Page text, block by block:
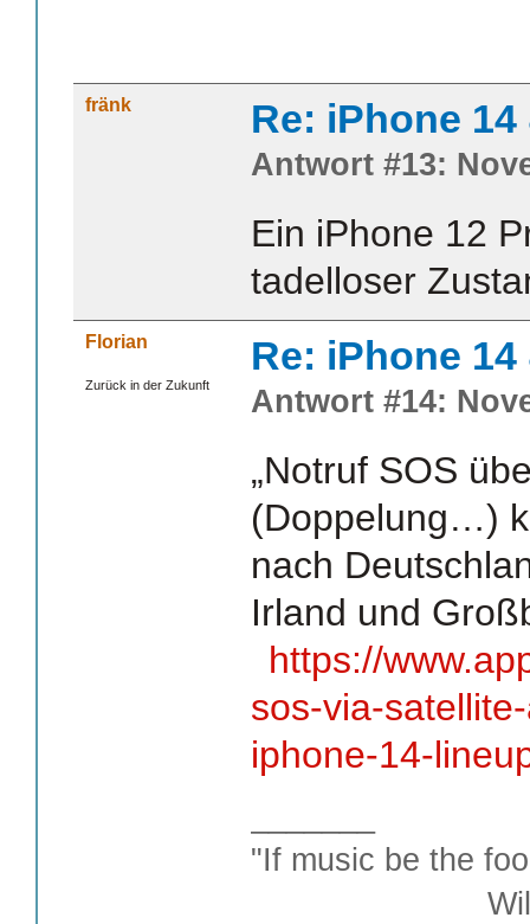
fränk Re: iPhone
Antwort #13:
Ein iPhone 12
tadelloser
Florian
Zurück in der Zukunft
Re: iPhone
Antwort #14:
„Notruf SOS
(Doppelung…)
nach
Irland und
https://
sos-via-
iphone-14-
"If music be the
William